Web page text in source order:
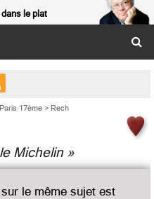
le plat
Paris 17ème > Rech
Michelin »
le même sujet est